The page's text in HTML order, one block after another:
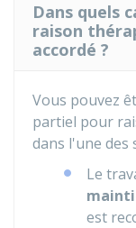
Dans quels
raison
accordé ?
Vous pouvez
partiel pour
dans l'une des
Le
est